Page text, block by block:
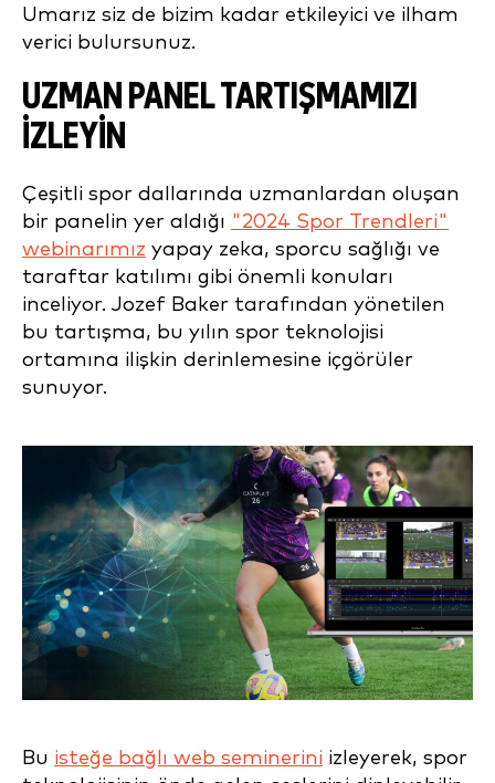
Umarız siz de bizim kadar etkileyici ve ilham
verici bulursunuz.
UZMAN PANEL TARTIŞMAMIZI
İZLEYIN
Çeşitli spor dallarında uzmanlardan oluşan
bir panelin yer aldığı "2024 Spor Trendleri"
webinarımız yapay zeka, sporcu sağlığı ve
taraftar katılımı gibi önemli konuları
inceliyor. Jozef Baker tarafından yönetilen
bu tartışma, bu yılın spor teknolojisi
ortamına ilişkin derinlemesine içgörüler
sunuyor.
Bu isteğe bağlı web seminerini izleyerek, spor